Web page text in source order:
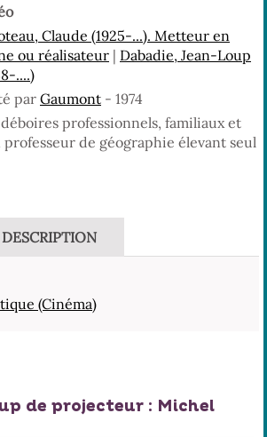
Claude (1925-...). Metteur en
ou réalisateur | Dabadie, Jean-Loup
....)
parGaumont - 1974
déboires professionnels, familiaux et
de géographie élevant seul
DESCRIPTION
(Cinéma)
de projecteur : Michel